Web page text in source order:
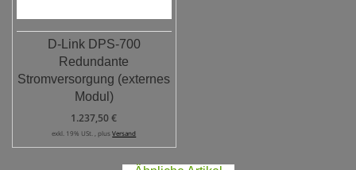
D-Link DPS-700
Redundante
Stromversorgung (externes
Modul)
1.237,50 €
exkl. 19% USt. , plusVersand